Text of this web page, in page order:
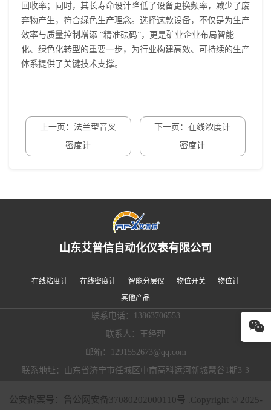
回收率；同时，其长寿命设计降低了设备更换频率，减少了废
弃物产生，符合绿色生产理念。选择这款设备，不仅是为生产
效率与质量控制增添 “精准砝码”，更是矿业企业布局智能
化、绿色化转型的重要一步，为行业构建高效、可持续的生产
体系提供了关键技术支撑。
上一页：法兰型音叉
密度计
下一页：在线浓度计
密度计
山东艾普信自动化仪表有限公司
在线粘度计 在线密度计 智能分层仪 物位开关
物位计
其他产品
联系电话：13863706553
联系人：王经理
邮箱：1291552673@qq.com
联系地址：山东省济宁市任城区中南高科运河新城慧谷1期3-3
公安备案号：鲁公网安备37080202000110号 .Copyright © 2025-